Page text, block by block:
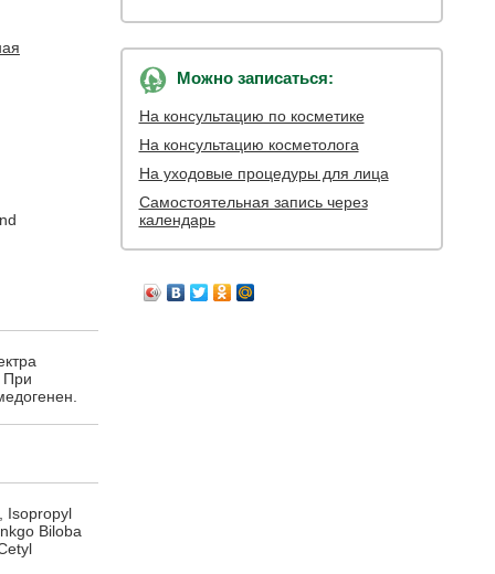
Можно записаться:
На консультацию по косметике
На консультацию косметолога
На уходовые процедуры для лица
Самостоятельная запись через
календарь
При
Isopropyl
Biloba